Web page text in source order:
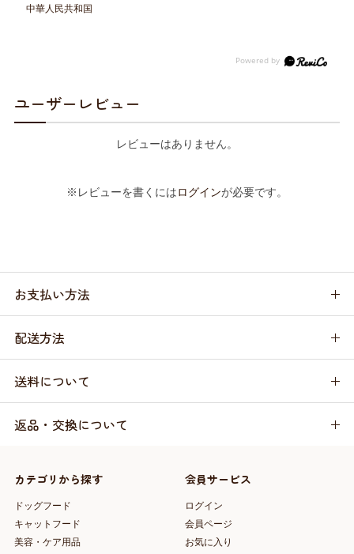
中華人民共和国
ユーザーレビュー
レビューはありません。
※レビューを書くにはログインが必要です。
お支払い方法
配送方法
送料について
返品・交換について
カテゴリから探す
ドッグフード
キャットフード
美容・ケア用品
会員サービス
ログイン
会員ページ
お気に入り